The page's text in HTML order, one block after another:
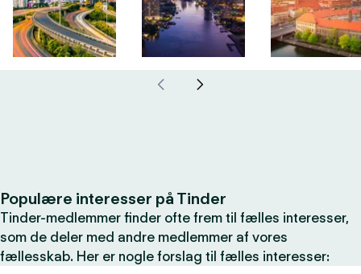
Populære interesser på Tinder
Tinder-medlemmer finder ofte frem til fælles interesser,
som de deler med andre medlemmer af vores
fællesskab. Her er nogle forslag til fælles interesser: